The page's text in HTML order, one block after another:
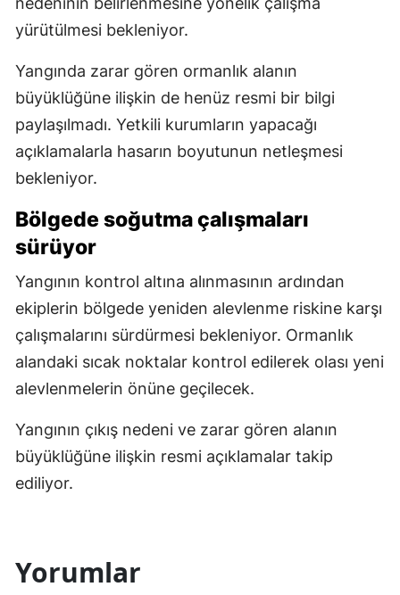
yürütülmesi bekleniyor.
Yangında zarar gören ormanlık alanın
büyüklüğüne ilişkin de henüz resmi bir bilgi
paylaşılmadı. Yetkili kurumların yapacağı
açıklamalarla hasarın boyutunun netleşmesi
bekleniyor.
Bölgede soğutma çalışmaları
sürüyor
Yangının kontrol altına alınmasının ardından
ekiplerin bölgede yeniden alevlenme riskine karşı
çalışmalarını sürdürmesi bekleniyor. Ormanlık
alandaki sıcak noktalar kontrol edilerek olası yeni
alevlenmelerin önüne geçilecek.
Yangının çıkış nedeni ve zarar gören alanın
büyüklüğüne ilişkin resmi açıklamalar takip
ediliyor.
Yorumlar